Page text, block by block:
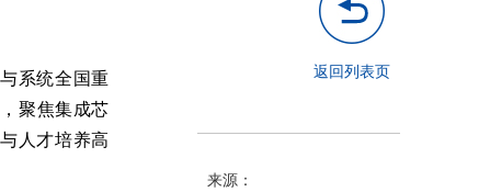
系统全国重
聚焦集成芯
人才培养高
返回列表页
来源：